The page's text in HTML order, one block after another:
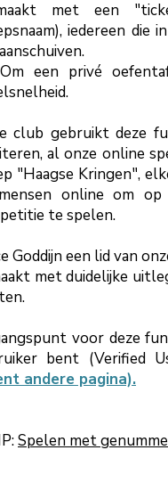
met een
iedereen die
een privé
club gebruikt deze
al onze online
"Haagse Kringen",
online om op
te spelen.
Goddijn een lid van
met duidelijke
voor deze
bent (Verified
andere pagina).
Spelen met